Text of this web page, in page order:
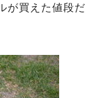
が買えた値段だ